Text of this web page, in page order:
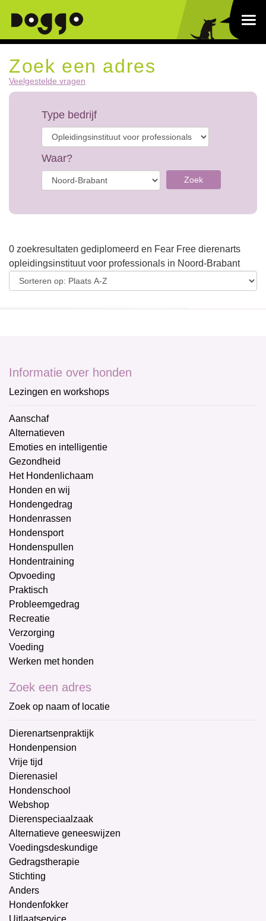
Zoek een adres
Veelgestelde vragen
Type bedrijf
Waar?
Zoek
0 zoekresultaten gediplomeerd en Fear Free dierenarts
opleidingsinstituut voor professionals in Noord-Brabant
Informatie over honden
Lezingen en workshops
Aanschaf
Alternatieven
Emoties en intelligentie
Gezondheid
Het Hondenlichaam
Honden en wij
Hondengedrag
Hondenrassen
Hondensport
Hondenspullen
Hondentraining
Opvoeding
Praktisch
Probleemgedrag
Recreatie
Verzorging
Voeding
Werken met honden
Zoek een adres
Zoek op naam of locatie
Dierenartsenpraktijk
Hondenpension
Vrije tijd
Dierenasiel
Hondenschool
Webshop
Dierenspeciaalzaak
Alternatieve geneeswijzen
Voedingsdeskundige
Gedragstherapie
Stichting
Anders
Hondenfokker
Uitlaatservice